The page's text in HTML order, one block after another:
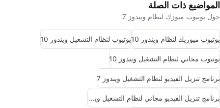
المواضيع ذات الصلة
حول يوتيوب ميوزك لنظام ويندوز 7
يوتيوب ميوزيك لنظام ويندوز 10 يوتيوب لنظام التشغيل ويندوز 10
يوتيوب مجاني لنظام التشغيل ويندوز 10
برنامج تنزيل الفيديو لنظام التشغيل ويندوز 7
برنامج تنزيل الفيديو مجاني لنظام التشغيل ويندوز 7